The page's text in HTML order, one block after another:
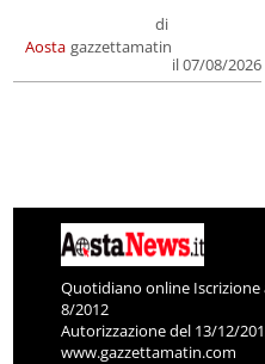
Aosta
di
gazzettamatin
il 07/08/2026
Quotidiano online Iscrizione
8/2012
Autorizzazione del 13/12/
www.gazzettamatin.com